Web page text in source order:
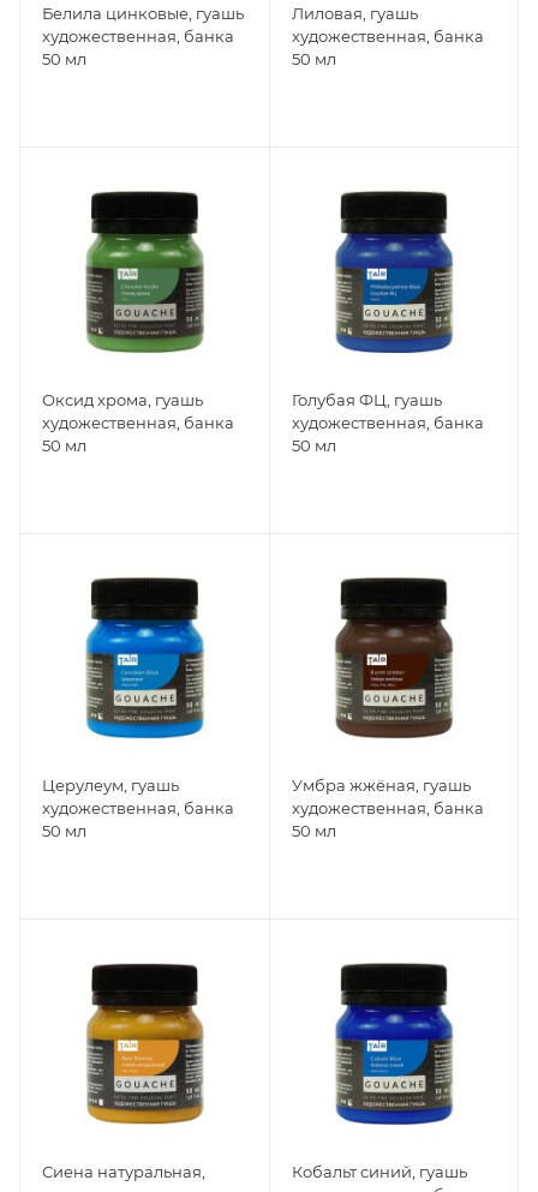
Белила цинковые, гуашь
художественная, банка
50 мл
Лиловая, гуашь
художественная, банка
50 мл
Оксид хрома, гуашь
художественная, банка
50 мл
Голубая ФЦ, гуашь
художественная, банка
50 мл
Церулеум, гуашь
художественная, банка
50 мл
Умбра жжёная, гуашь
художественная, банка
50 мл
Сиена натуральная,
Кобальт синий, гуашь